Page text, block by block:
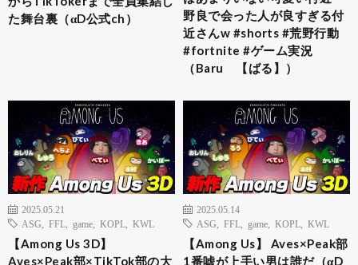
た舞台裏（αD公式ch）
野良で会った人が良すぎる付
近さんw #shorts #荒野行動
#fortnite #ゲーム実況
（Baru 【ばる】）
2025.05.21
ASG
FFL game KOPL KWL
【Among Us 3D】
Aves×Peak部×TikTok部の大
2025.05.14
ASG
FFL game KOPL KWL
【Among Us】 Aves×Peak部
1番嘘が上手い男は誰だ（αD